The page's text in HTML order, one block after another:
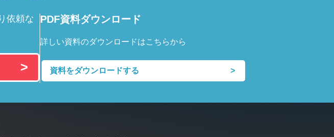
依頼な
PDF資料ダウンロード
詳しい資料のダウンロードはこちらから
資料をダウンロードする